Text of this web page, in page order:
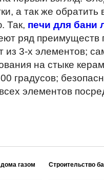
а так же обратить
Так, печи для бани
ряд преимуществ
из 3-х элементов;
на стыке
градусов;
элементов
газом Строительство